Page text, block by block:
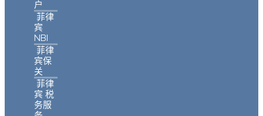
户
菲律
宾
NBI
菲律
宾保
关
菲律
宾 税
务服